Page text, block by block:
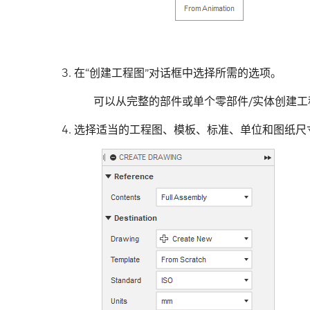
在“创建工程图”对话框中选择所需的选项。
可以从完整的部件或单个零部件/实体创建工
选择适当的工程图、模板、标准、单位和图纸尺